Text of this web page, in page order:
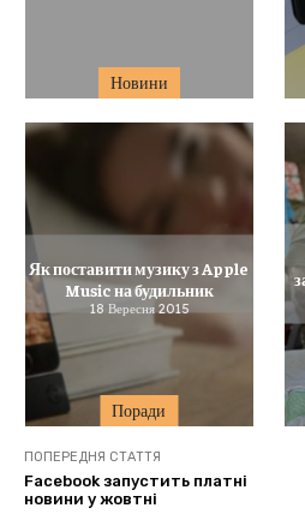
Новини
Поради
Як поставити музику з Apple
Music на будильник
18 Вересня 2015
ПОПЕРЕДНЯ СТАТТЯ
Facebook запустить платні
новини у жовтні